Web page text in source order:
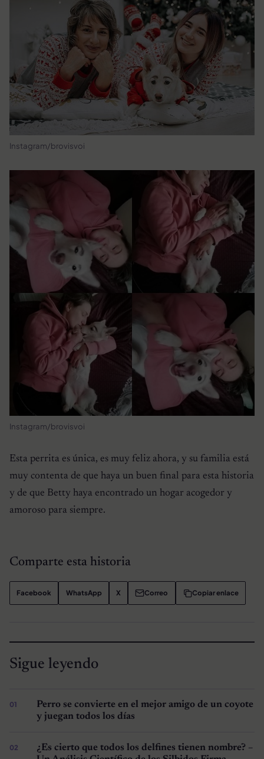
Instagram/brovisvoi
Instagram/brovisvoi
Esta perrita es única, es muy feliz ahora, y su familia está
muy contenta de que haya un buen final para esta historia
y de que Betty haya encontrado un hogar acogedor y
amoroso para siempre.
Comparte esta historia
Facebook WhatsApp X Correo Copiar enlace
Sigue leyendo
Perro se convierte en el mejor amigo de un coyote
y juegan todos los días
¿Es cierto que todos los delfines tienen nombre? –